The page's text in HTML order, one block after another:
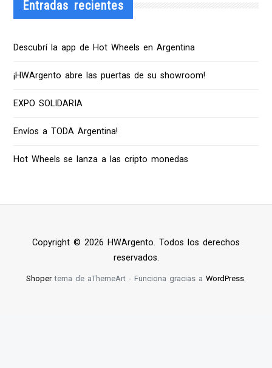
Entradas recientes
Descubrí la app de Hot Wheels en Argentina
¡HWArgento abre las puertas de su showroom!
EXPO SOLIDARIA
Envíos a TODA Argentina!
Hot Wheels se lanza a las cripto monedas
Copyright © 2026 HWArgento. Todos los derechos
reservados.
Shopertema de aThemeArt - Funciona gracias a WordPress.